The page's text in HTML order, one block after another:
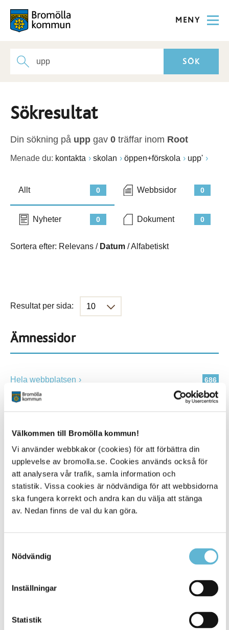
Välkommen till Bromölla kommun!
Vi använder webbkakor (cookies) för att förbättra din
upplevelse av bromolla.se. Cookies används också för
att analysera vår trafik, samla information och
statistik. Vissa cookies är nödvändiga för att webbsidorna
ska fungera korrekt och andra kan du välja att stänga
av. Nedan finns de val du kan göra.
Nödvändig
Inställningar
Statistik
MENY
Sökresultat
Din sökning på upp gav 0 träffar inom Root
Menade du: kontakta skolan öppen+förskola upp'
0
Allt 0
Webbsidor
0
Nyheter 0
Dokument
Sortera efter: Relevans / Datum /Alfabetiskt
Resultat per sida:
Ämnessidor
686
Hela webbplatsen
Alla platser
KONTAKT
Besöksadress